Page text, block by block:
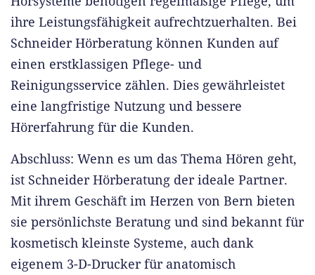
ihre Leistungsfähigkeit aufrechtzuerhalten. Bei
Schneider Hörberatung können Kunden auf
einen erstklassigen Pflege- und
Reinigungsservice zählen. Dies gewährleistet
eine langfristige Nutzung und bessere
Hörerfahrung für die Kunden.
Abschluss: Wenn es um das Thema Hören geht,
ist Schneider Hörberatung der ideale Partner.
Mit ihrem Geschäft im Herzen von Bern bieten
sie persönlichste Beratung und sind bekannt für
kosmetisch kleinste Systeme, auch dank
eigenem 3-D-Drucker für anatomisch